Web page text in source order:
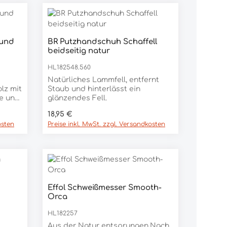
ein oder benutze die
den gewünschten Wert ein
mit
und
Produkt Anzahl: Gib den
Stück
BR Putzhandschuh Schaffell
beidseitig natur
HL182548.560
Natürliches Lammfell, entfernt
Staub und hinterlässt ein
glänzendes Fell.
Regulärer Preis:
18,95 €
Preise inkl. MwSt. zzgl. Versandkosten
ein oder benutze die
den gewünschten Wert ein
Produkt Anzahl: Gib den
Effol Schweißmesser Smooth-
Orca
HL182257